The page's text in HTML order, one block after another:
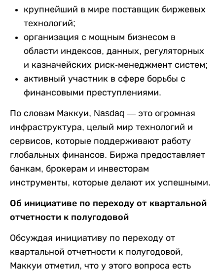
крупнейший в мире поставщик биржевых
технологий;
организация с мощным бизнесом в
области индексов, данных, регуляторных
и казначейских риск-менеджмент систем;
активный участник в сфере борьбы с
финансовыми преступлениями.
По словам Маккуи, Nasdaq — это огромная
инфраструктура, целый мир технологий и
сервисов, которые поддерживают работу
глобальных финансов. Биржа предоставляет
банкам, брокерам и инвесторам
инструменты, которые делают их успешными.
Об инициативе по переходу от квартальной
отчетности к полугодовой
Обсуждая инициативу по переходу от
квартальной отчетности к полугодовой,
Маккуи отметил, что у этого вопроса есть